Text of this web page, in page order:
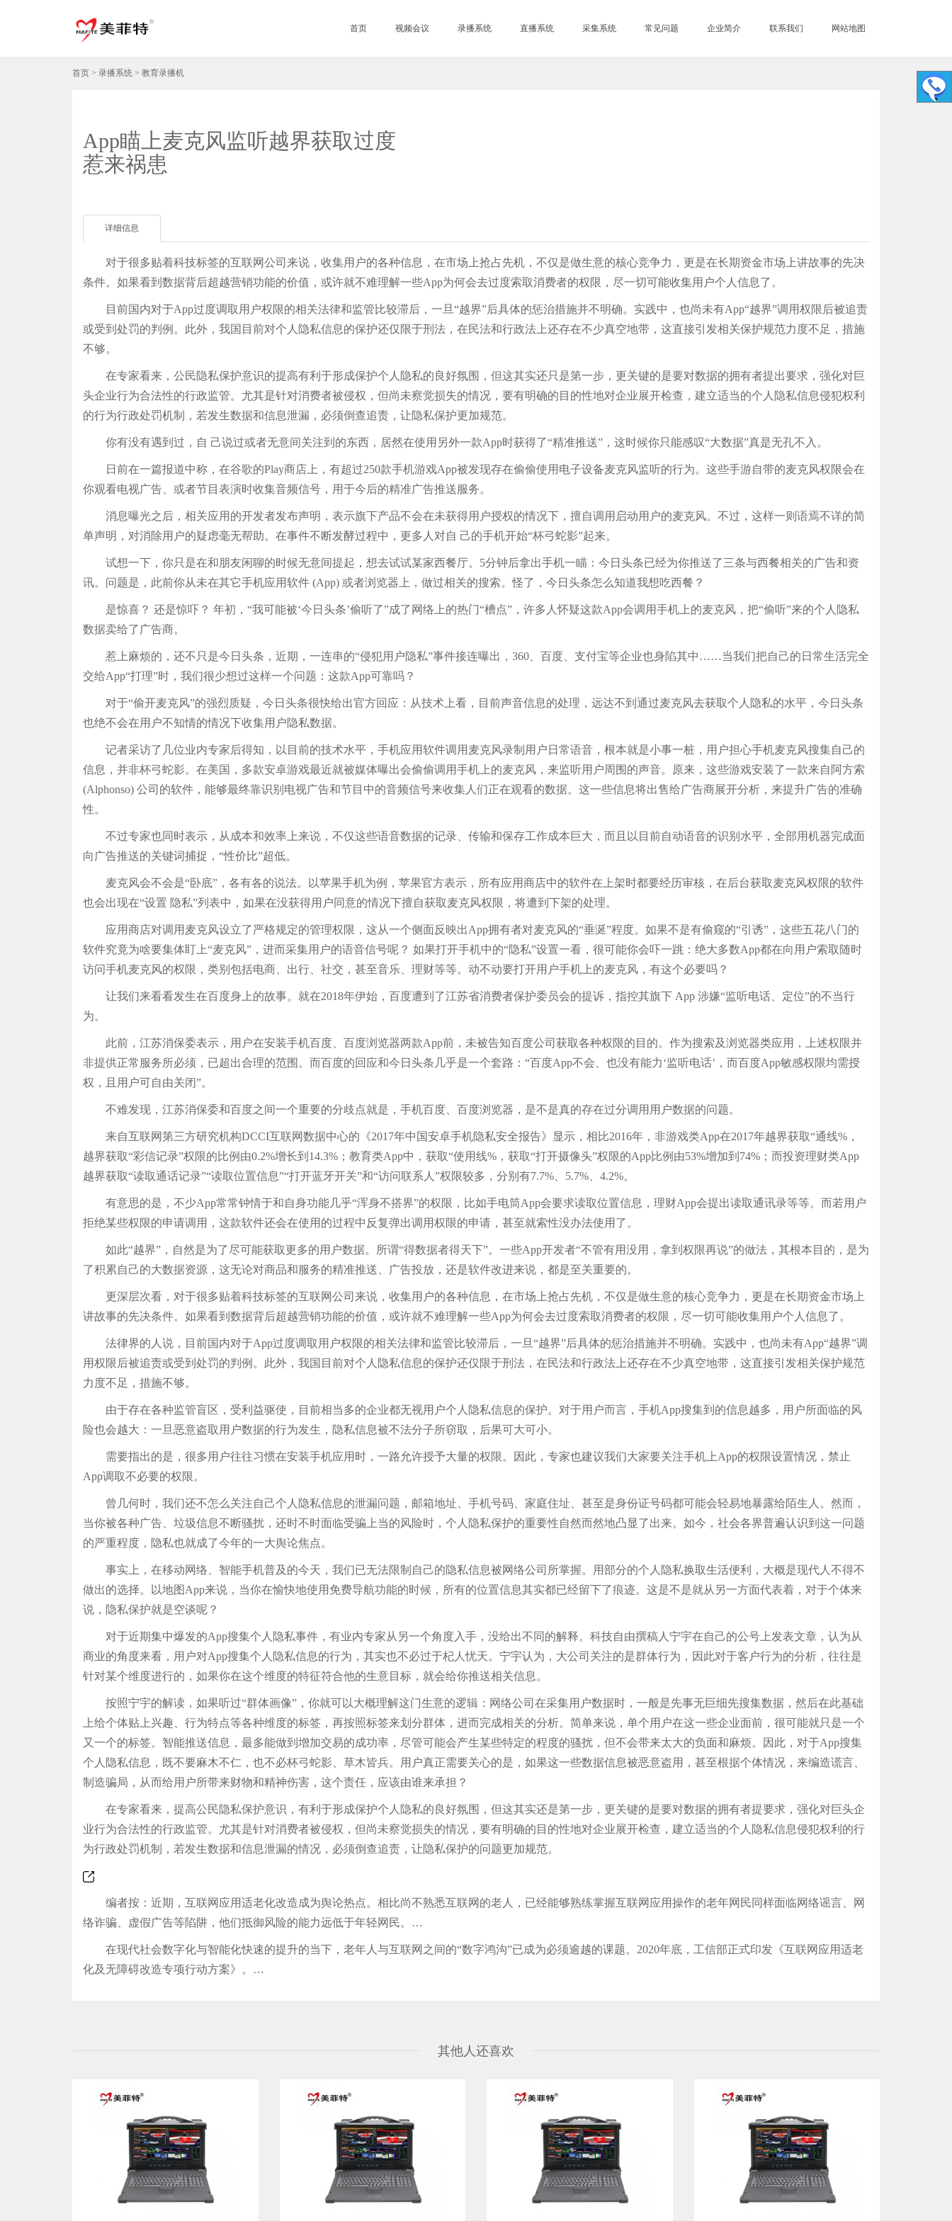
首页 视频会议 录播系统 直播系统 采集系统 常见问题 企业简介 联系我们 网站地图
首页 > 录播系统 > 教育录播机
App瞄上麦克风监听越界获取过度
惹来祸患
详细信息
对于很多贴着科技标签的互联网公司来说，收集用户的各种信息，在市场上抢占先机，不仅是做生意的核心竞争力，更是在长期资金市场上讲故事的先决
条件。如果看到数据背后超越营销功能的价值，或许就不难理解一些App为何会去过度索取消费者的权限，尽一切可能收集用户个人信息了。
目前国内对于App过度调取用户权限的相关法律和监管比较滞后，一旦“越界”后具体的惩治措施并不明确。实践中，也尚未有App“越界”调用权限后被追责
或受到处罚的判例。此外，我国目前对个人隐私信息的保护还仅限于刑法，在民法和行政法上还存在不少真空地带，这直接引发相关保护规范力度不足，措施
不够。
在专家看来，公民隐私保护意识的提高有利于形成保护个人隐私的良好氛围，但这其实还只是第一步，更关键的是要对数据的拥有者提出要求，强化对巨
头企业行为合法性的行政监管。尤其是针对消费者被侵权，但尚未察觉损失的情况，要有明确的目的性地对企业展开检查，建立适当的个人隐私信息侵犯权利
的行为行政处罚机制，若发生数据和信息泄漏，必须倒查追责，让隐私保护更加规范。
你有没有遇到过，自 己说过或者无意间关注到的东西，居然在使用另外一款App时获得了“精准推送”，这时候你只能感叹“大数据”真是无孔不入。
日前在一篇报道中称，在谷歌的Play商店上，有超过250款手机游戏App被发现存在偷偷使用电子设备麦克风监听的行为。这些手游自带的麦克风权限会在
你观看电视广告、或者节目表演时收集音频信号，用于今后的精准广告推送服务。
消息曝光之后，相关应用的开发者发布声明，表示旗下产品不会在未获得用户授权的情况下，擅自调用启动用户的麦克风。不过，这样一则语焉不详的简
单声明，对消除用户的疑虑毫无帮助。在事件不断发酵过程中，更多人对自 己的手机开始“杯弓蛇影”起来。
试想一下，你只是在和朋友闲聊的时候无意间提起，想去试试某家西餐厅。5分钟后拿出手机一瞄：今日头条已经为你推送了三条与西餐相关的广告和资
讯。问题是，此前你从未在其它手机应用软件 (App) 或者浏览器上，做过相关的搜索。怪了，今日头条怎么知道我想吃西餐？
是惊喜？ 还是惊吓？ 年初，“我可能被‘今日头条’偷听了”成了网络上的热门“槽点”，许多人怀疑这款App会调用手机上的麦克风，把“偷听”来的个人隐私
数据卖给了广告商。
惹上麻烦的，还不只是今日头条，近期，一连串的“侵犯用户隐私”事件接连曝出，360、百度、支付宝等企业也身陷其中……当我们把自己的日常生活完全
交给App“打理”时，我们很少想过这样一个问题：这款App可靠吗？
对于“偷开麦克风”的强烈质疑，今日头条很快给出官方回应：从技术上看，目前声音信息的处理，远达不到通过麦克风去获取个人隐私的水平，今日头条
也绝不会在用户不知情的情况下收集用户隐私数据。
记者采访了几位业内专家后得知，以目前的技术水平，手机应用软件调用麦克风录制用户日常语音，根本就是小事一桩，用户担心手机麦克风搜集自己的
信息，并非杯弓蛇影。在美国，多款安卓游戏最近就被媒体曝出会偷偷调用手机上的麦克风，来监听用户周围的声音。原来，这些游戏安装了一款来自阿方索
(Alphonso) 公司的软件，能够最终靠识别电视广告和节目中的音频信号来收集人们正在观看的数据。这一些信息将出售给广告商展开分析，来提升广告的准确
性。
不过专家也同时表示，从成本和效率上来说，不仅这些语音数据的记录、传输和保存工作成本巨大，而且以目前自动语音的识别水平，全部用机器完成面
向广告推送的关键词捕捉，“性价比”超低。
麦克风会不会是“卧底”，各有各的说法。以苹果手机为例，苹果官方表示，所有应用商店中的软件在上架时都要经历审核，在后台获取麦克风权限的软件
也会出现在“设置 隐私”列表中，如果在没获得用户同意的情况下擅自获取麦克风权限，将遭到下架的处理。
应用商店对调用麦克风设立了严格规定的管理权限，这从一个侧面反映出App拥有者对麦克风的“垂涎”程度。如果不是有偷窥的“引诱”，这些五花八门的
软件究竟为啥要集体盯上“麦克风”，进而采集用户的语音信号呢？ 如果打开手机中的“隐私”设置一看，很可能你会吓一跳：绝大多数App都在向用户索取随时
访问手机麦克风的权限，类别包括电商、出行、社交，甚至音乐、理财等等。动不动要打开用户手机上的麦克风，有这个必要吗？
让我们来看看发生在百度身上的故事。就在2018年伊始，百度遭到了江苏省消费者保护委员会的提诉，指控其旗下 App 涉嫌“监听电话、定位”的不当行
为。
此前，江苏消保委表示，用户在安装手机百度、百度浏览器两款App前，未被告知百度公司获取各种权限的目的。作为搜索及浏览器类应用，上述权限并
非提供正常服务所必须，已超出合理的范围。而百度的回应和今日头条几乎是一个套路：“百度App不会、也没有能力‘监听电话’，而百度App敏感权限均需授
权，且用户可自由关闭”。
不难发现，江苏消保委和百度之间一个重要的分歧点就是，手机百度、百度浏览器，是不是真的存在过分调用用户数据的问题。
来自互联网第三方研究机构DCCI互联网数据中心的《2017年中国安卓手机隐私安全报告》显示，相比2016年，非游戏类App在2017年越界获取“通线%，
越界获取“彩信记录”权限的比例由0.2%增长到14.3%；教育类App中，获取“使用线%，获取“打开摄像头”权限的App比例由53%增加到74%；而投资理财类App
越界获取“读取通话记录”“读取位置信息”“打开蓝牙开关”和“访问联系人”权限较多，分别有7.7%、5.7%、4.2%。
有意思的是，不少App常常钟情于和自身功能几乎“浑身不搭界”的权限，比如手电筒App会要求读取位置信息，理财App会提出读取通讯录等等。而若用户
拒绝某些权限的申请调用，这款软件还会在使用的过程中反复弹出调用权限的申请，甚至就索性没办法使用了。
如此“越界”，自然是为了尽可能获取更多的用户数据。所谓“得数据者得天下”。一些App开发者“不管有用没用，拿到权限再说”的做法，其根本目的，是为
了积累自己的大数据资源，这无论对商品和服务的精准推送、广告投放，还是软件改进来说，都是至关重要的。
更深层次看，对于很多贴着科技标签的互联网公司来说，收集用户的各种信息，在市场上抢占先机，不仅是做生意的核心竞争力，更是在长期资金市场上
讲故事的先决条件。如果看到数据背后超越营销功能的价值，或许就不难理解一些App为何会去过度索取消费者的权限，尽一切可能收集用户个人信息了。
法律界的人说，目前国内对于App过度调取用户权限的相关法律和监管比较滞后，一旦“越界”后具体的惩治措施并不明确。实践中，也尚未有App“越界”调
用权限后被追责或受到处罚的判例。此外，我国目前对个人隐私信息的保护还仅限于刑法，在民法和行政法上还存在不少真空地带，这直接引发相关保护规范
力度不足，措施不够。
由于存在各种监管盲区，受利益驱使，目前相当多的企业都无视用户个人隐私信息的保护。对于用户而言，手机App搜集到的信息越多，用户所面临的风
险也会越大：一旦恶意盗取用户数据的行为发生，隐私信息被不法分子所窃取，后果可大可小。
需要指出的是，很多用户往往习惯在安装手机应用时，一路允许授予大量的权限。因此，专家也建议我们大家要关注手机上App的权限设置情况，禁止
App调取不必要的权限。
曾几何时，我们还不怎么关注自己个人隐私信息的泄漏问题，邮箱地址、手机号码、家庭住址、甚至是身份证号码都可能会轻易地暴露给陌生人。然而，
当你被各种广告、垃圾信息不断骚扰，还时不时面临受骗上当的风险时，个人隐私保护的重要性自然而然地凸显了出来。如今，社会各界普遍认识到这一问题
的严重程度，隐私也就成了今年的一大舆论焦点。
事实上，在移动网络、智能手机普及的今天，我们已无法限制自己的隐私信息被网络公司所掌握。用部分的个人隐私换取生活便利，大概是现代人不得不
做出的选择。以地图App来说，当你在愉快地使用免费导航功能的时候，所有的位置信息其实都已经留下了痕迹。这是不是就从另一方面代表着，对于个体来
说，隐私保护就是空谈呢？
对于近期集中爆发的App搜集个人隐私事件，有业内专家从另一个角度入手，没给出不同的解释。科技自由撰稿人宁宇在自己的公号上发表文章，认为从
商业的角度来看，用户对App搜集个人隐私信息的行为，其实也不必过于杞人忧天。宁宇认为，大公司关注的是群体行为，因此对于客户行为的分析，往往是
针对某个维度进行的，如果你在这个维度的特征符合他的生意目标，就会给你推送相关信息。
按照宁宇的解读，如果听过“群体画像”，你就可以大概理解这门生意的逻辑：网络公司在采集用户数据时，一般是先事无巨细先搜集数据，然后在此基础
上给个体贴上兴趣、行为特点等各种维度的标签，再按照标签来划分群体，进而完成相关的分析。简单来说，单个用户在这一些企业面前，很可能就只是一个
又一个的标签。智能推送信息，最多能做到增加交易的成功率，尽管可能会产生某些特定的程度的骚扰，但不会带来太大的负面和麻烦。因此，对于App搜集
个人隐私信息，既不要麻木不仁，也不必杯弓蛇影、草木皆兵。用户真正需要关心的是，如果这一些数据信息被恶意盗用，甚至根据个体情况，来编造谎言、
制造骗局，从而给用户所带来财物和精神伤害，这个责任，应该由谁来承担？
在专家看来，提高公民隐私保护意识，有利于形成保护个人隐私的良好氛围，但这其实还是第一步，更关键的是要对数据的拥有者提要求，强化对巨头企
业行为合法性的行政监管。尤其是针对消费者被侵权，但尚未察觉损失的情况，要有明确的目的性地对企业展开检查，建立适当的个人隐私信息侵犯权利的行
为行政处罚机制，若发生数据和信息泄漏的情况，必须倒查追责，让隐私保护的问题更加规范。
编者按：近期，互联网应用适老化改造成为舆论热点。相比尚不熟悉互联网的老人，已经能够熟练掌握互联网应用操作的老年网民同样面临网络谣言、网
络诈骗、虚假广告等陷阱，他们抵御风险的能力远低于年轻网民。…
在现代社会数字化与智能化快速的提升的当下，老年人与互联网之间的“数字鸿沟”已成为必须逾越的课题。2020年底，工信部正式印发《互联网应用适老
化及无障碍改造专项行动方案》。…
其他人还喜欢